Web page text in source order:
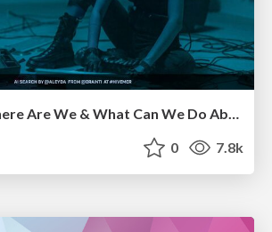
AI Search: Where Are We & What Can We Do About It?
0 7.8k